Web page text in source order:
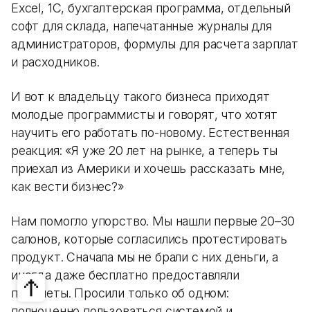
Excel, 1С, бухгалтерская программа, отдельный
софт для склада, напечатанные журналы для
администраторов, формулы для расчета зарплат
и расходников.
И вот к владельцу такого бизнеса приходят
молодые программисты и говорят, что хотят
научить его работать по-новому. Естественная
реакция: «Я уже 20 лет на рынке, а теперь ты
приехал из Америки и хочешь рассказать мне,
как вести бизнес?»
Нам помогло упорство. Мы нашли первые 20–30
салонов, которые согласились протестировать
продукт. Сначала мы не брали с них деньги, а
иногда даже бесплатно предоставляли
планшеты. Просили только об одном: